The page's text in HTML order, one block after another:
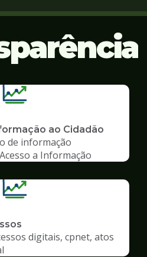
ao Cidadão
de informação
a Informação
digitais, cpnet, atos